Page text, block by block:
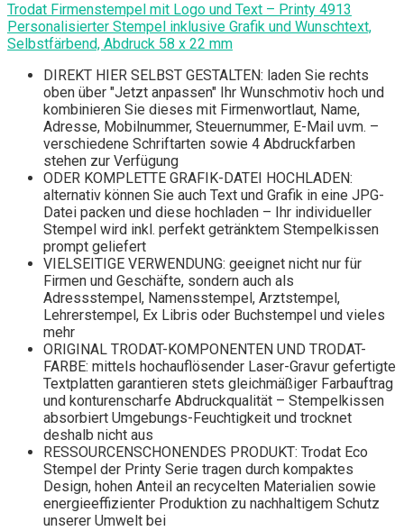
Trodat Firmenstempel mit Logo und Text – Printy 4913
Personalisierter Stempel inklusive Grafik und Wunschtext,
Selbstfärbend, Abdruck 58 x 22 mm
DIREKT HIER SELBST GESTALTEN: laden Sie rechts
oben über "Jetzt anpassen" Ihr Wunschmotiv hoch und
kombinieren Sie dieses mit Firmenwortlaut, Name,
Adresse, Mobilnummer, Steuernummer, E-Mail uvm. –
verschiedene Schriftarten sowie 4 Abdruckfarben
stehen zur Verfügung
ODER KOMPLETTE GRAFIK-DATEI HOCHLADEN:
alternativ können Sie auch Text und Grafik in eine JPG-
Datei packen und diese hochladen – Ihr individueller
Stempel wird inkl. perfekt getränktem Stempelkissen
prompt geliefert
VIELSEITIGE VERWENDUNG: geeignet nicht nur für
Firmen und Geschäfte, sondern auch als
Adressstempel, Namensstempel, Arztstempel,
Lehrerstempel, Ex Libris oder Buchstempel und vieles
mehr
ORIGINAL TRODAT-KOMPONENTEN UND TRODAT-
FARBE: mittels hochauflösender Laser-Gravur gefertigte
Textplatten garantieren stets gleichmäßiger Farbauftrag
und konturenscharfe Abdruckqualität – Stempelkissen
absorbiert Umgebungs-Feuchtigkeit und trocknet
deshalb nicht aus
RESSOURCENSCHONENDES PRODUKT: Trodat Eco
Stempel der Printy Serie tragen durch kompaktes
Design, hohen Anteil an recycelten Materialien sowie
energieeffizienter Produktion zu nachhaltigem Schutz
unserer Umwelt bei